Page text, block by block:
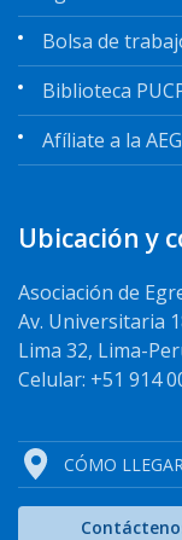
Bolsa de
Biblioteca
Afíliate a la AEG
Ubicación y
Asociación de
Av. Universitaria
Lima 32, Lima-
Celular: +51 914
CÓMO